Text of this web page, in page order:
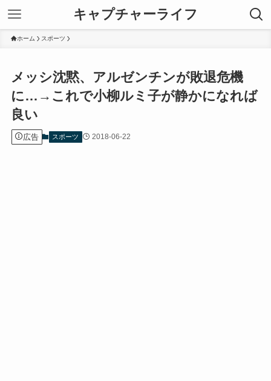
キャプチャーライフ
ホーム スポーツ
メッシ沈黙、アルゼンチンが敗退危機
に…→これで小柳ルミ子が静かになれば
良い
広告 スポーツ 2018-06-22